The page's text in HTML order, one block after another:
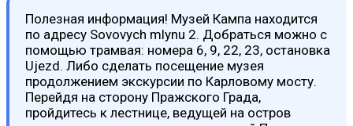
Полезная информация! Музей Кампа находится
по адресу Sovovych mlynu 2. Добраться можно с
помощью трамвая: номера 6, 9, 22, 23, остановка
Ujezd. Либо сделать посещение музея
продолжением экскурсии по Карловому мосту.
Перейдя на сторону Пражского Града,
пройдитесь к лестнице, ведущей на остров